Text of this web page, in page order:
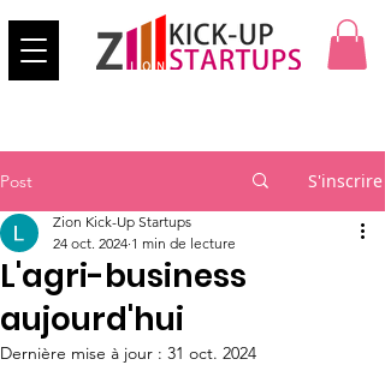
Post S'inscrire
L'agri-business
aujourd'hui
Zion Kick-Up Startups
24 oct. 2024 1 min de lecture
Dernière mise à jour : 31 oct. 2024